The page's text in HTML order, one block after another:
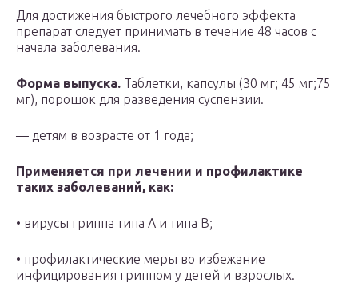
Для достижения быстрого лечебного эффекта
препарат следует принимать в течение 48 часов с
начала заболевания.
Форма выпуска. Таблетки, капсулы (30 мг; 45 мг;75
мг), порошок для разведения суспензии.
— детям в возрасте от 1 года;
Применяется при лечении и профилактике
таких заболеваний, как:
• вирусы гриппа типа A и типа B;
• профилактические меры во избежание
инфицирования гриппом у детей и взрослых.